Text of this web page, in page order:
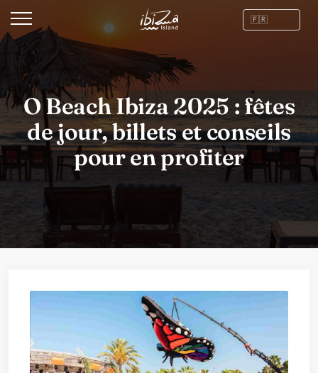
O Beach Ibiza 2025 : fêtes
de jour, billets et conseils
pour en profiter